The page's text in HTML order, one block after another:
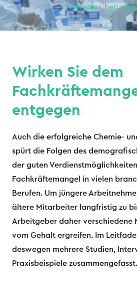
Kostenlos
Wirken Sie dem
entgegen
Auch die erfolgreiche Chemie-
spürt die Folgen des
der guten
Fachkräftemangel in vielen
Berufen. Um jüngere
ältere Mitarbeiter langfristig zu
Arbeitgeber daher verschiedene
vom Gehalt ergreifen. Im
deswegen mehrere Studien,
Praxisbeispiele zusammengefasst.